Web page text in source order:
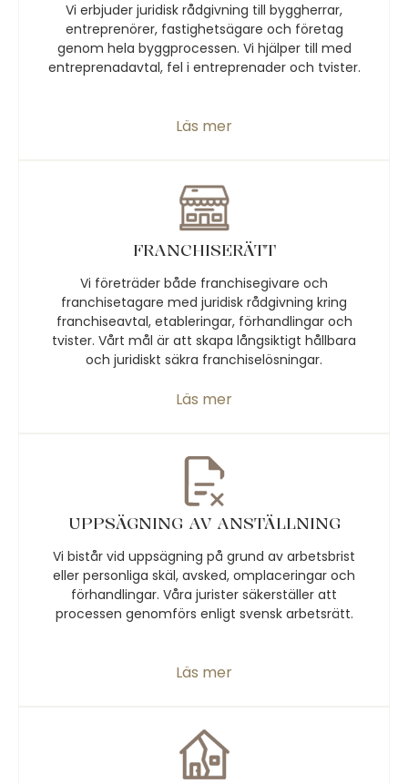
Vi erbjuder juridisk rådgivning till byggherrar,
entreprenörer, fastighetsägare och företag
genom hela byggprocessen. Vi hjälper till med
entreprenadavtal, fel i entreprenader och tvister.
Läs mer
FRANCHISERÄTT
Vi företräder både franchisegivare och
franchisetagare med juridisk rådgivning kring
franchiseavtal, etableringar, förhandlingar och
tvister. Vårt mål är att skapa långsiktigt hållbara
och juridiskt säkra franchiselösningar.
Läs mer
UPPSÄGNING AV ANSTÄLLNING
Vi bistår vid uppsägning på grund av arbetsbrist
eller personliga skäl, avsked, omplaceringar och
förhandlingar. Våra jurister säkerställer att
processen genomförs enligt svensk arbetsrätt.
Läs mer